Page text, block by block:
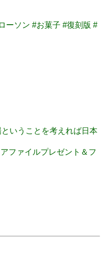
ーソン #お菓子 #復刻版 #
いうことを考えれば日本
ファイルプレゼント＆フ